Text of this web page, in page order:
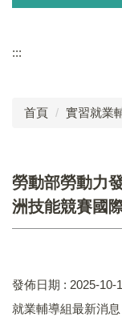
法令規章
實習就業輔導組
:::
首頁 實習就業
勞動部勞動力
洲技能競賽國
發佈日期 : 2025-10-
就業輔導組最新消息